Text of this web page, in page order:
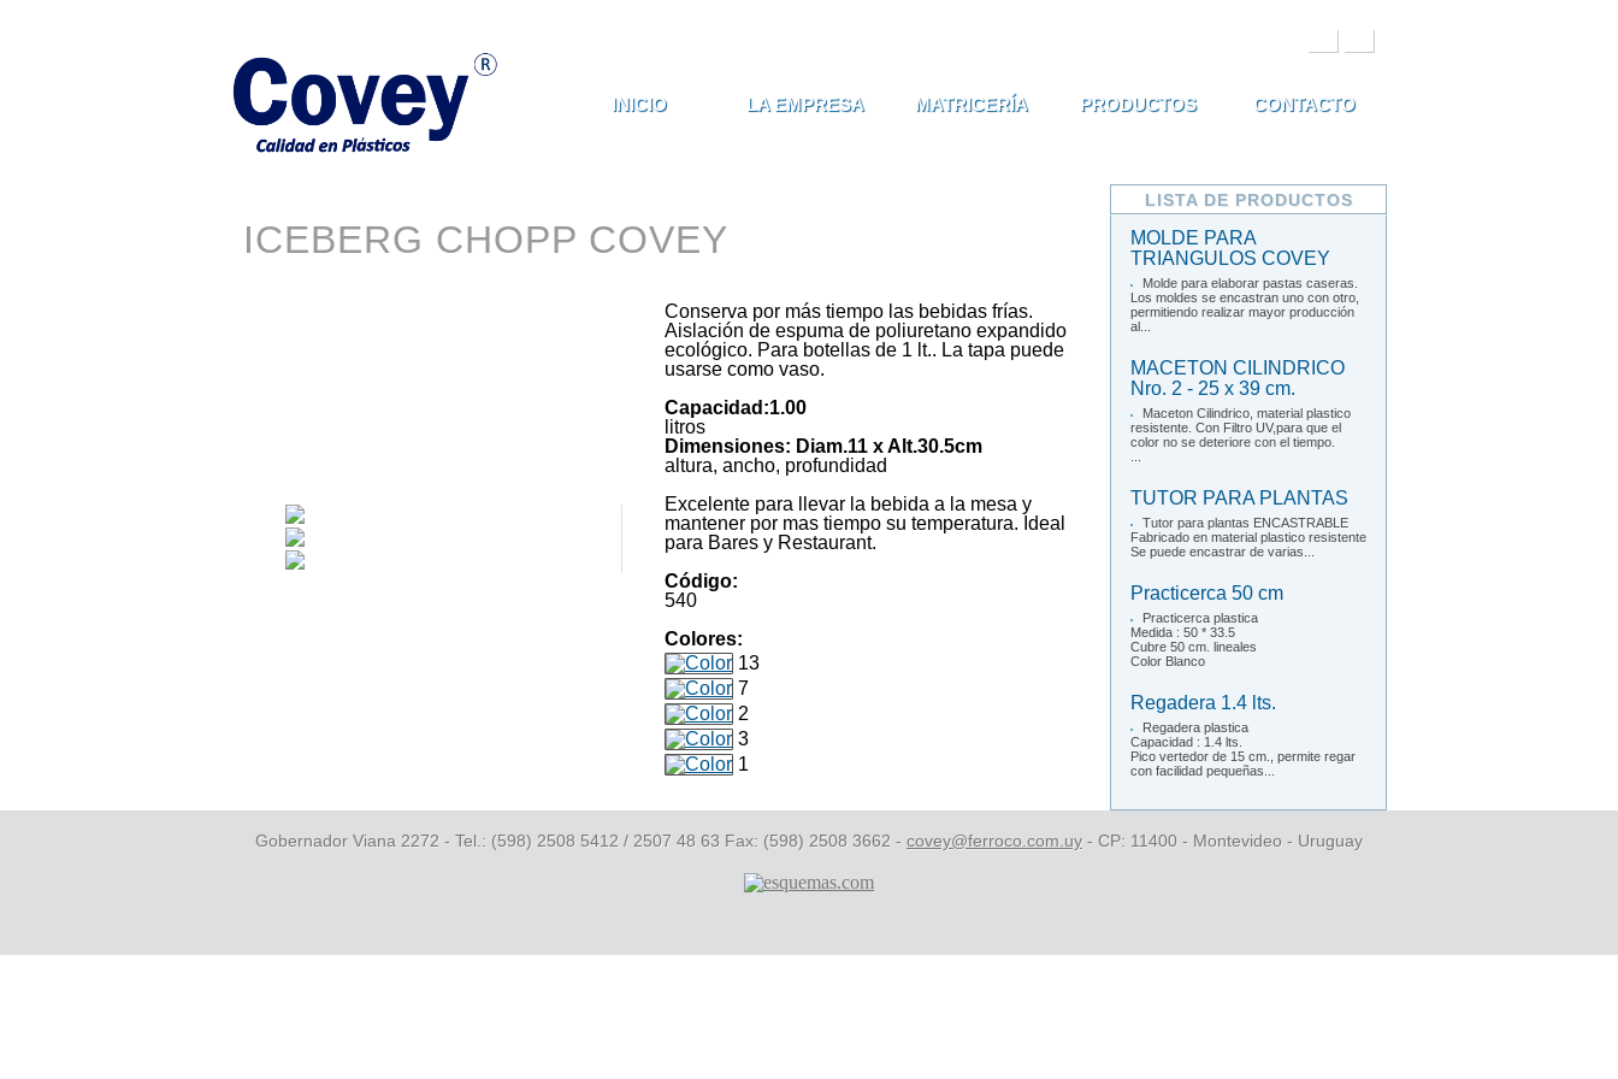
INICIO LA EMPRESA MATRICERÍA PRODUCTOS CONTACTO
ICEBERG CHOPP COVEY
Conserva por más tiempo las bebidas frías.
Aislación de espuma de poliuretano expandido
ecológico. Para botellas de 1 lt.. La tapa puede
usarse como vaso.
Capacidad:1.00
litros
Dimensiones: Diam.11 x Alt.30.5cm
altura, ancho, profundidad
Excelente para llevar la bebida a la mesa y
mantener por mas tiempo su temperatura. Ideal
para Bares y Restaurant.
Código:
540
Colores:
13
7
2
3
1
LISTA DE PRODUCTOS
MOLDE PARA
TRIANGULOS COVEY
Molde para elaborar pastas caseras.
Los moldes se encastran uno con otro,
permitiendo realizar mayor producción
al...
MACETON CILINDRICO
Nro. 2 - 25 x 39 cm.
Maceton Cilindrico, material plastico
resistente. Con Filtro UV,para que el
color no se deteriore con el tiempo.
...
TUTOR PARA PLANTAS
Tutor para plantas ENCASTRABLE
Fabricado en material plastico resistente
Se puede encastrar de varias...
Practicerca 50 cm
Practicerca plastica
Medida : 50 * 33.5
Cubre 50 cm. lineales
Color Blanco
Regadera 1.4 lts.
Regadera plastica
Capacidad : 1.4 lts.
Pico vertedor de 15 cm., permite regar
con facilidad pequeñas...
Gobernador Viana 2272 - Tel.: (598) 2508 5412 / 2507 48 63 Fax: (598) 2508 3662 - covey@ferroco.com.uy - CP: 11400 - Montevideo - Uruguay